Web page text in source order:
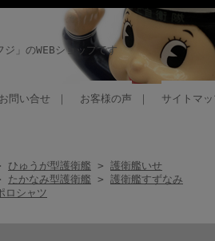
」のWEBショップです
お問い合せ お客様の声 サイトマ
ひゅうが型護衛艦 > 護衛艦いせ
たかなみ型護衛艦 > 護衛艦すずなみ
ロシャツ